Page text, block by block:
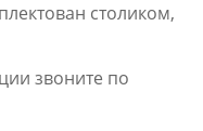
столиком,
звоните по